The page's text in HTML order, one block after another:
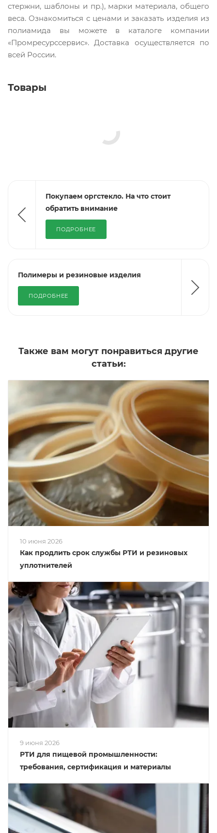
стержни, шаблоны и пр.), марки материала, общего
веса. Ознакомиться с ценами и заказать изделия из
полиамида вы можете в каталоге компании
«Промресурссервис». Доставка осуществляется по
всей России.
Товары
Покупаем оргстекло. На что стоит
обратить внимание
ПОДРОБНЕЕ
Полимеры и резиновые изделия
ПОДРОБНЕЕ
Также вам могут понравиться другие
статьи:
10 июня 2026
Как продлить срок службы РТИ и резиновых
уплотнителей
9 июня 2026
РТИ для пищевой промышленности:
требования, сертификация и материалы